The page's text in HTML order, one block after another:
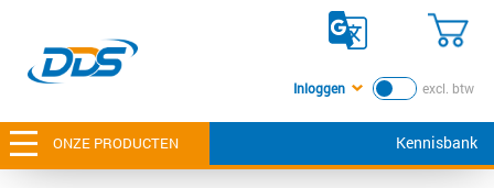
Inloggen
ONZE PRODUCTEN Kennisbank
excl. btw